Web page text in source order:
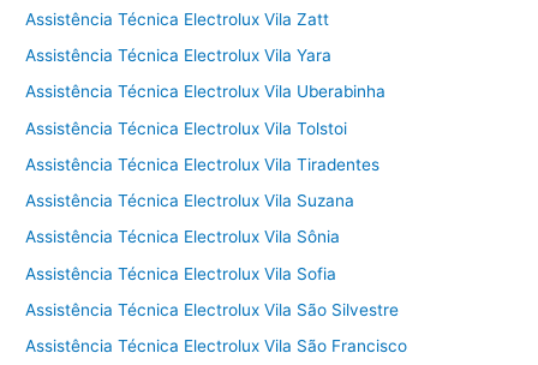
Assistência Técnica Electrolux Vila Zatt
Assistência Técnica Electrolux Vila Yara
Assistência Técnica Electrolux Vila Uberabinha
Assistência Técnica Electrolux Vila Tolstoi
Assistência Técnica Electrolux Vila Tiradentes
Assistência Técnica Electrolux Vila Suzana
Assistência Técnica Electrolux Vila Sônia
Assistência Técnica Electrolux Vila Sofia
Assistência Técnica Electrolux Vila São Silvestre
Assistência Técnica Electrolux Vila São Francisco